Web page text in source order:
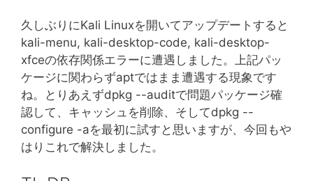
久しぶりにKali Linuxを開いてアップデートすると
kali-menu, kali-desktop-code, kali-desktop-
xfceの依存関係エラーに遭遇しました。上記パッ
ケージに関わらずaptではまま遭遇する現象です
ね。とりあえずdpkg --auditで問題パッケージ確
認して、キャッシュを削除、そしてdpkg --
configure -aを最初に試すと思いますが、今回もや
はりこれで解決しました。